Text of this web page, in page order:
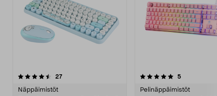
27arvostelut
Näppäimistöt
5.0 viidestä
5arvostelut
Pelinäppäimistöt
4.0 viidestä